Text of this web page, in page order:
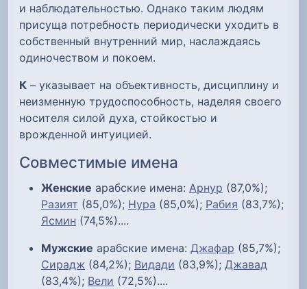
и наблюдательностью. Однако таким людям
присуща потребность периодически уходить в
собственный внутренний мир, наслаждаясь
одиночеством и покоем.
К – указывает на объективность, дисциплину и
неизменную трудоспособность, наделяя своего
носителя силой духа, стойкостью и
врожденной интуицией.
Совместимые имена
Женские арабские имена: Арнур (87,0%);
Разият (85,0%); Нура (85,0%); Рабия (83,7%);
Ясмин (74,5%)....
Мужские арабские имена: Джафар (85,7%);
Сирадж (84,2%); Видади (83,9%); Джавад
(83,4%); Вели (72,5%)....